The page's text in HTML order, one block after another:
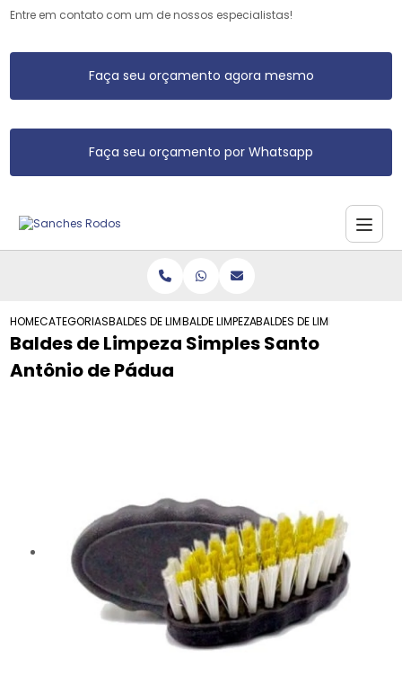
Entre em contato com um de nossos especialistas!
Faça seu orçamento agora mesmo
Faça seu orçamento por Whatsapp
HOMECATEGORIASBALDES DE LIMPEZABALDE LIMPEZABALDES DE LIMPEZA
Baldes de Limpeza Simples Santo
Antônio de Pádua